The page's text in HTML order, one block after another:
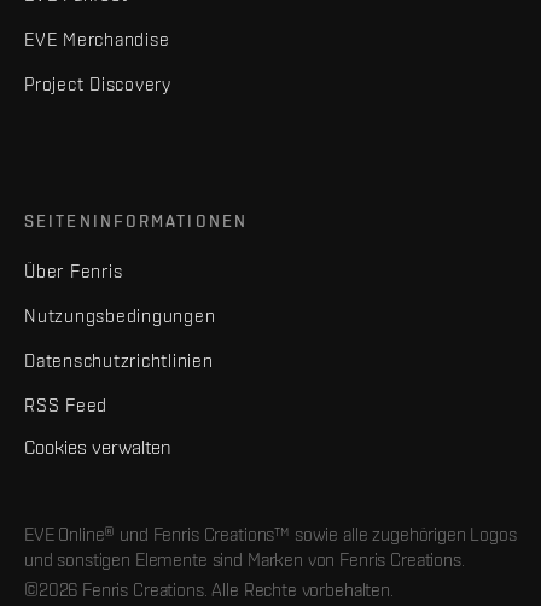
EVE Merchandise
Project Discovery
SEITENINFORMATIONEN
Über Fenris
Nutzungsbedingungen
Datenschutzrichtlinien
RSS Feed
Cookies verwalten
EVE Online® und Fenris Creations™ sowie alle zugehörigen Logos
und sonstigen Elemente sind Marken von Fenris Creations.
©2026 Fenris Creations. Alle Rechte vorbehalten.